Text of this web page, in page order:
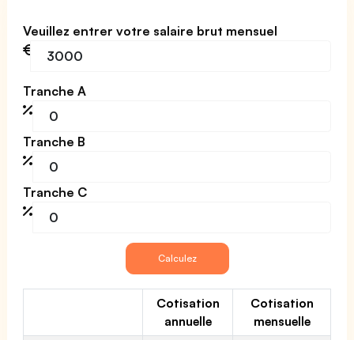
Veuillez entrer votre salaire brut mensuel
Tranche A
Tranche B
Tranche C
Cotisation
annuelle
Cotisation
mensuelle